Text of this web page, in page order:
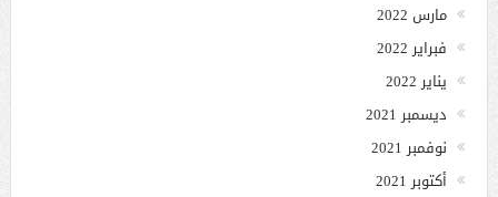
مارس 2022
فبراير 2022
يناير 2022
ديسمبر 2021
نوفمبر 2021
أكتوبر 2021